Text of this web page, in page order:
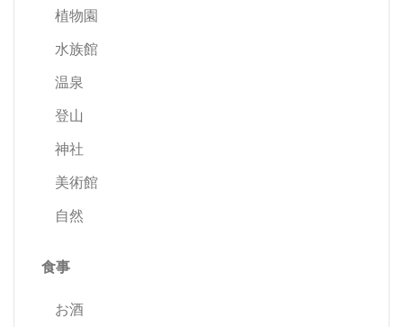
植物園
水族館
温泉
登山
神社
美術館
自然
食事
お酒